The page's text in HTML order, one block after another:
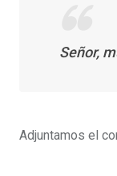
Señor,
Adjuntamos el